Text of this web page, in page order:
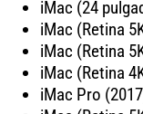
iMac (24
iMac (Retina
iMac (Retina
iMac (Retina
iMac Pro